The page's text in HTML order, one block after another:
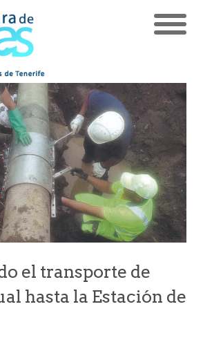
el transporte de
hasta la Estación de